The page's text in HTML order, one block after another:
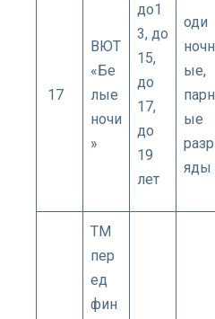
17
ВЮТ
«Бе
лые
ночи
»
до1
3, до
15,
до
17,
до
19
лет
оди
ночн
ые,
парн
ые
разр
яды
ТМ
пер
ед
фин